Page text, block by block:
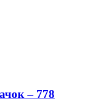
– 778